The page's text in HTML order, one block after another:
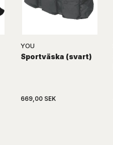
YOU
Sportväska (svart)
669,00 SEK